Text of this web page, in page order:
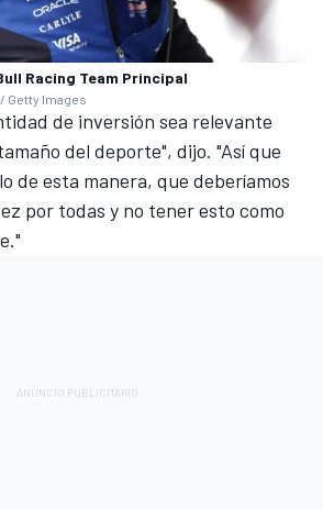
Racing Team Principal
Getty Images
de inversión sea relevante
del deporte", dijo. "Así que
de esta manera, que deberíamos
por todas y no tener esto como